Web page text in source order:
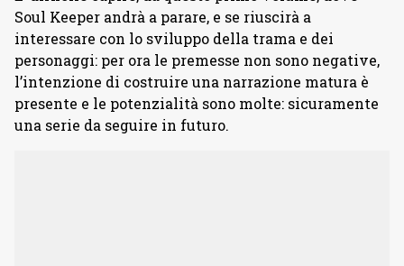
Soul Keeper andrà a parare, e se riuscirà a
interessare con lo sviluppo della trama e dei
personaggi: per ora le premesse non sono negative,
l’intenzione di costruire una narrazione matura è
presente e le potenzialità sono molte: sicuramente
una serie da seguire in futuro.